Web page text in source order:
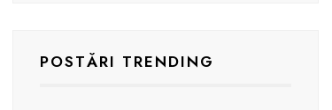
POSTĂRI TRENDING